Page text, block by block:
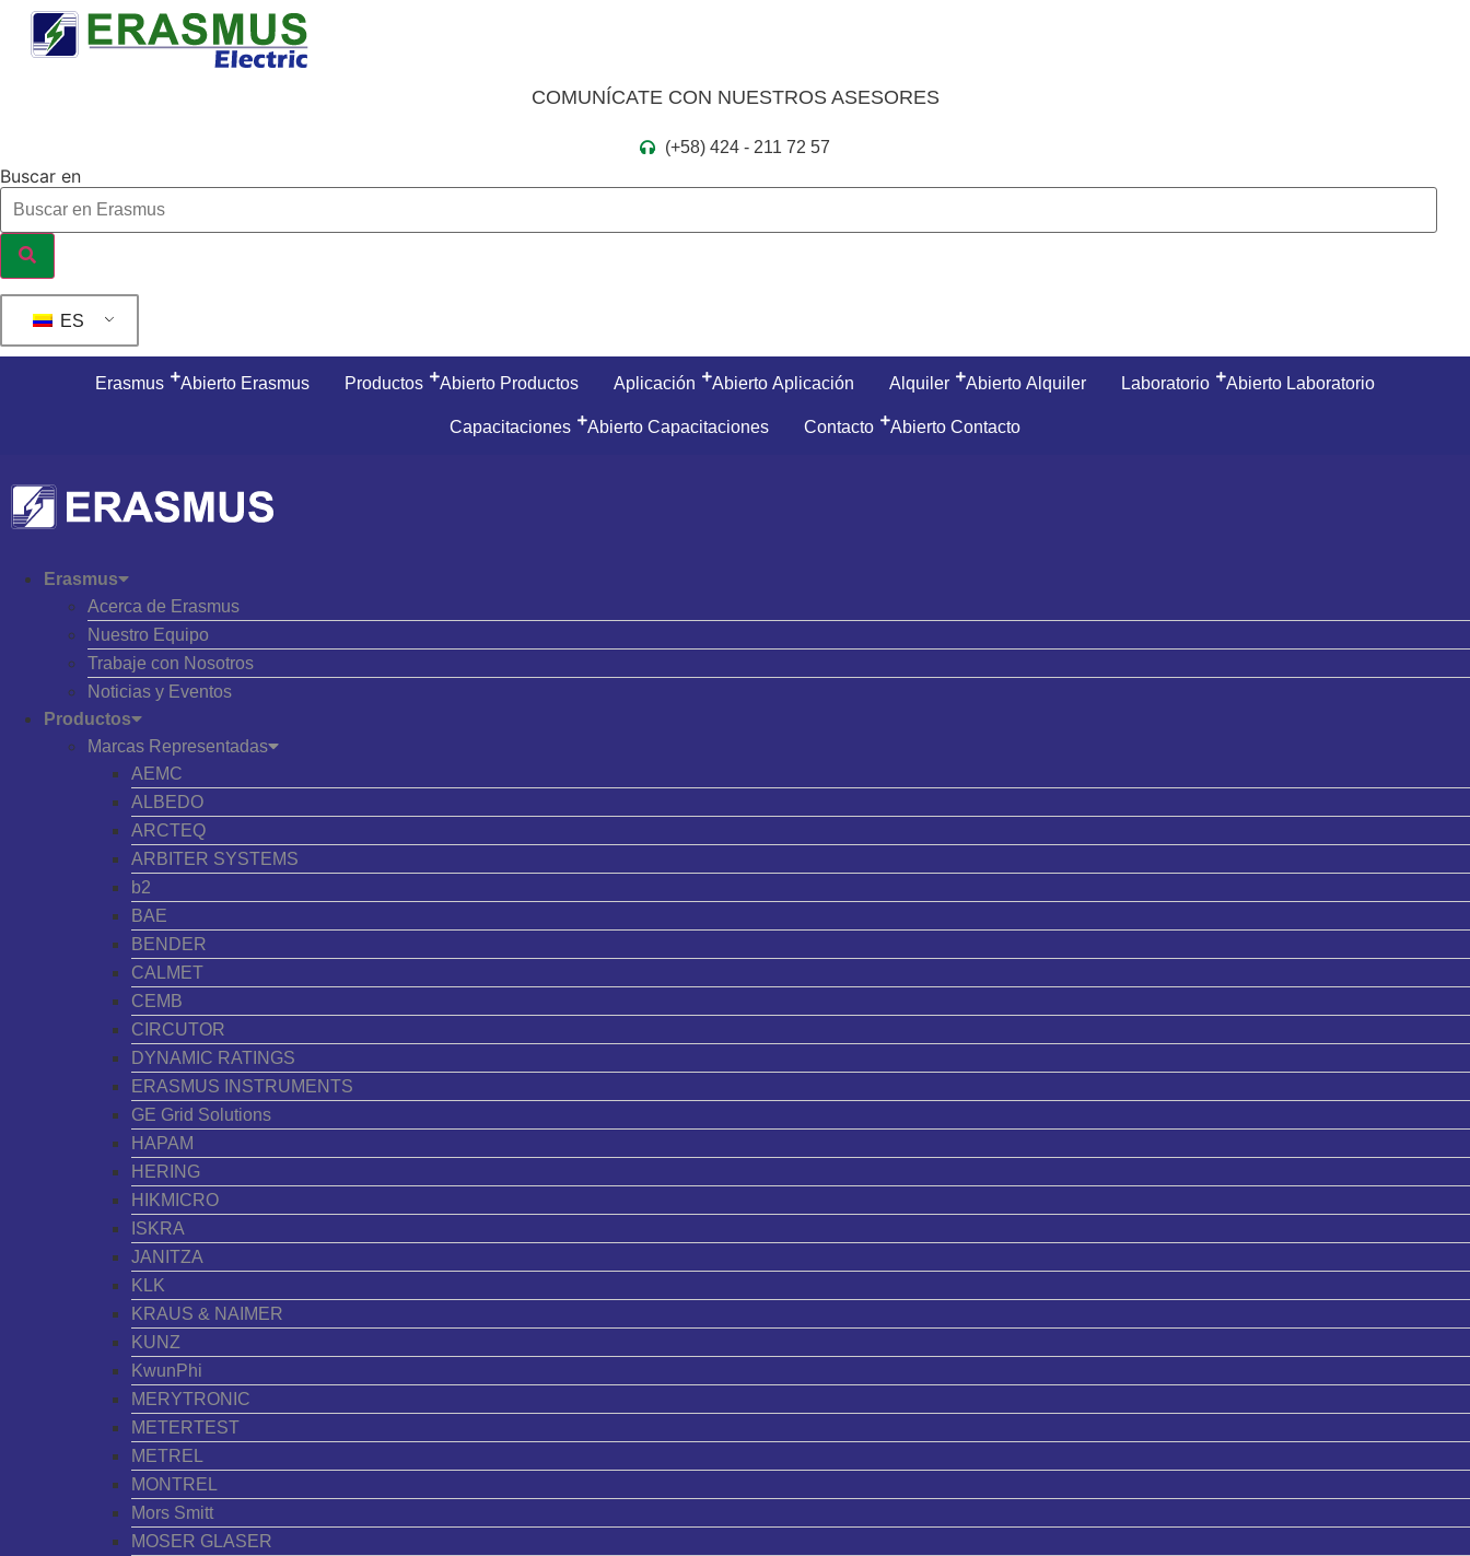
contenido
COMUNÍCATE CON NUESTROS ASESORES
(+58) 424 - 211 72 57
Buscar en
ES
Erasmus Abierto Erasmus Productos Abierto Productos Aplicación Abierto Aplicación Alquiler Abierto Alquiler Laboratorio Abierto Laboratorio
Capacitaciones Abierto Capacitaciones Contacto Abierto Contacto
Erasmus
Acerca de Erasmus
Nuestro Equipo
Trabaje con Nosotros
Noticias y Eventos
Productos
Marcas Representadas
AEMC
ALBEDO
ARCTEQ
ARBITER SYSTEMS
b2
BAE
BENDER
CALMET
CEMB
CIRCUTOR
DYNAMIC RATINGS
ERASMUS INSTRUMENTS
GE Grid Solutions
HAPAM
HERING
HIKMICRO
ISKRA
JANITZA
KLK
KRAUS & NAIMER
KUNZ
KwunPhi
MERYTRONIC
METERTEST
METREL
MONTREL
Mors Smitt
MOSER GLASER